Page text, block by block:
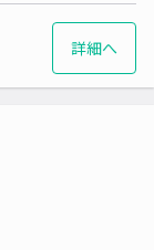
詳細へ